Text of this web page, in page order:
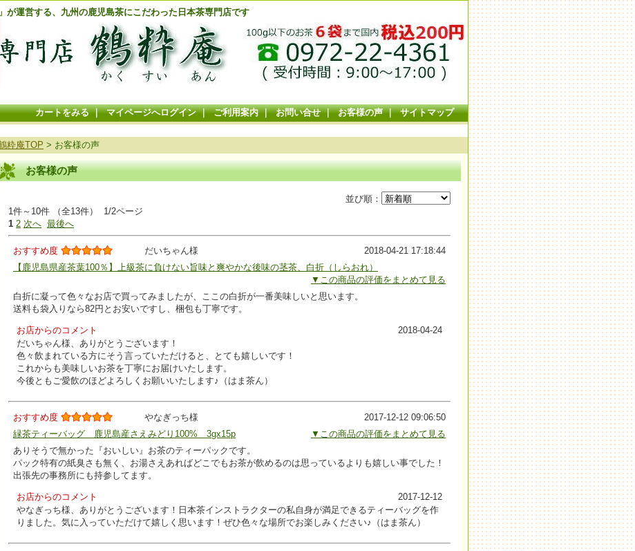
が運営する、九州の鹿児島茶にこだわった日本茶専門店です
カートをみる｜ マイページへログイン｜ ご利用案内｜ お問い合せ｜ お客様の声｜ サイトマップ
粋庵TOP > お客様の声
お客様の声
並び順：
1件～10件 （全13件） 1/2ページ
1 2 次へ 最後へ
おすすめ度 だいちゃん様
2018-04-21 17:18:44
【鹿児島県産茶葉100％】上級茶に負けない旨味と爽やかな後味の茎茶、白折（しらおれ）
▼この商品の評価をまとめて見る
白折に凝って色々なお店で買ってみましたが、ここの白折が一番美味しいと思います。
送料も袋入りなら82円とお安いですし、梱包も丁寧です。
お店からのコメント
2018-04-24
だいちゃん様、ありがとうございます！
色々飲まれている方にそう言っていただけると、とても嬉しいです！
これからも美味しいお茶を丁寧にお届けいたします。
今後ともご愛飲のほどよろしくお願いいたします♪（はま茶ん）
おすすめ度 やなぎっち様
2017-12-12 09:06:50
緑茶ティーバッグ 鹿児島産さえみどり100% 3gx15p
▼この商品の評価をまとめて見る
ありそうで無かった『おいしい』お茶のティーパックです。
パック特有の紙臭さも無く、お湯さえあればどこでもお茶が飲めるのは思っているよりも嬉しい事でした！
出張先の事務所にも持参してます。
お店からのコメント
2017-12-12
やなぎっち様、ありがとうございます！日本茶インストラクターの私自身が満足できるティーバッグを作
りました。気に入っていただけて嬉しく思います！ぜひ色々な場所でお楽しみください♪（はま茶ん）